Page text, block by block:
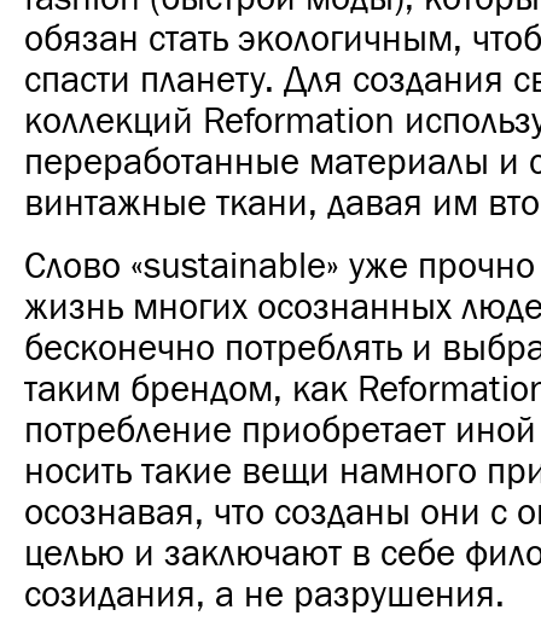
обязан стать экологичным,
спасти планету. Для создания
коллекций Reformation
переработанные материалы и
винтажные ткани, давая им
Слово «sustainable» уже
жизнь многих осознанных
бесконечно потреблять и
таким брендом, как
потребление приобретает
носить такие вещи намного
осознавая, что созданы они с
целью и заключают в себе
созидания, а не разрушения.